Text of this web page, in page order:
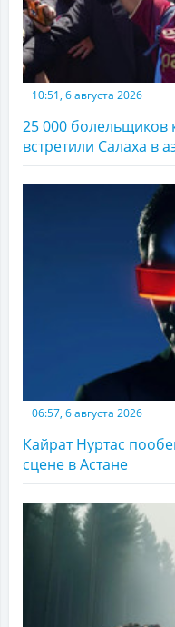
10:51, 6 августа 2026
25 000 болельщиков
встретили Салаха в
06:57, 6 августа 2026
Кайрат Нуртас
сцене в Астане